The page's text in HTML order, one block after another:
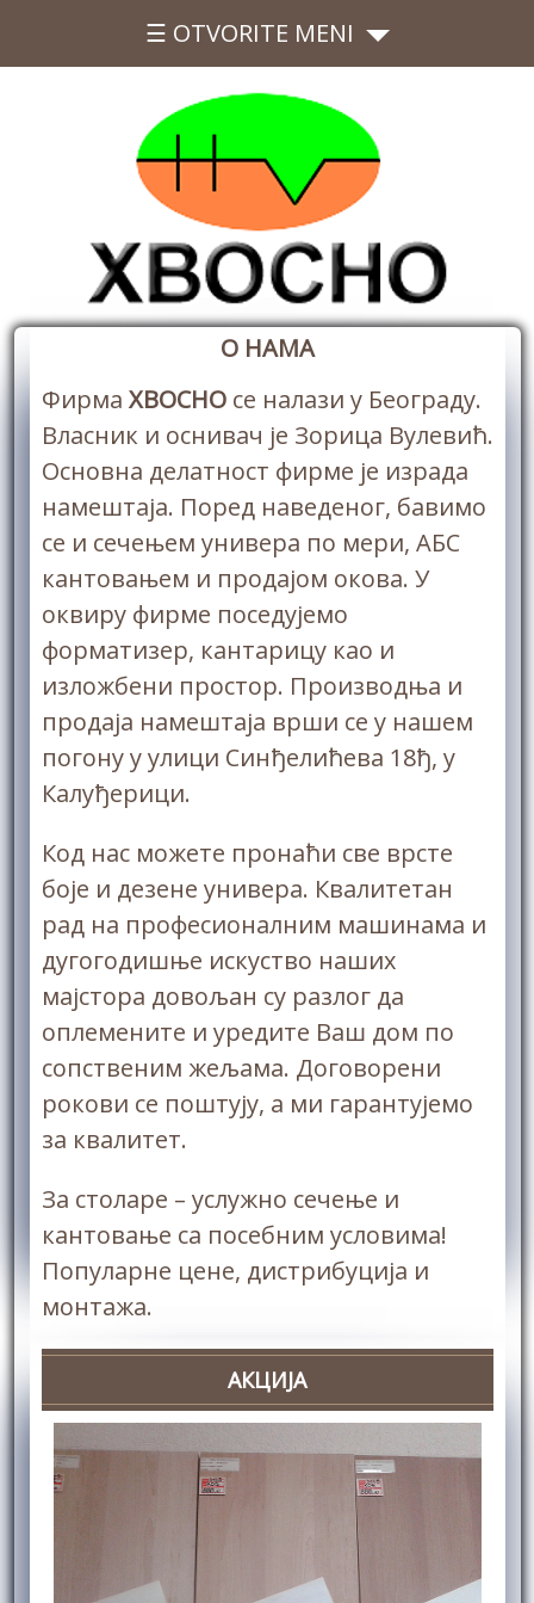
☰ OTVORITE MENI
О НАМА
Фирма ХВОСНОсе налази у Београду.
Власник и оснивач је Зорица Вулевић.
Основна делатност фирме је израда
намештаја. Поред наведеног, бавимо
се и сечењем универа по мери, АБС
кантовањем и продајом окова. У
оквиру фирме поседујемо
форматизер, кантарицу као и
изложбени простор. Производња и
продаја намештаја врши се у нашем
погону у улици Синђелићева 18ђ, у
Калуђерици.
Код нас можете пронаћи све врсте
боје и дезене универа. Квалитетан
рад на професионалним машинама и
дугогодишње искуство наших
мајстора довољан су разлог да
оплемените и урeдите Ваш дом по
сопственим жељама. Договорени
рокови се поштују, а ми гарантујемо
за квалитет.
За столаре – услужно сечење и
кантовање са посебним условима!
Популарне цене, дистрибуција и
монтажа.
АКЦИЈА